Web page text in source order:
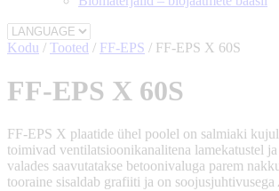
Kodu / Tooted / FF-EPS / FF-EPS X 60S
FF-EPS X 60S
FF-EPS X plaatide ühel poolel on salmiaki
toimivad ventilatsioonikanalitena lamekatustel ja
valades saavutatakse betoonivaluga parem
tooraine sisaldab grafiiti ja on soojusjuhtivusega